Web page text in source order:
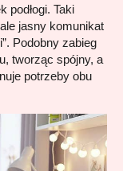
podłogi. Taki
jasny komunikat
Podobny zabieg
tworząc spójny, a
potrzeby obu